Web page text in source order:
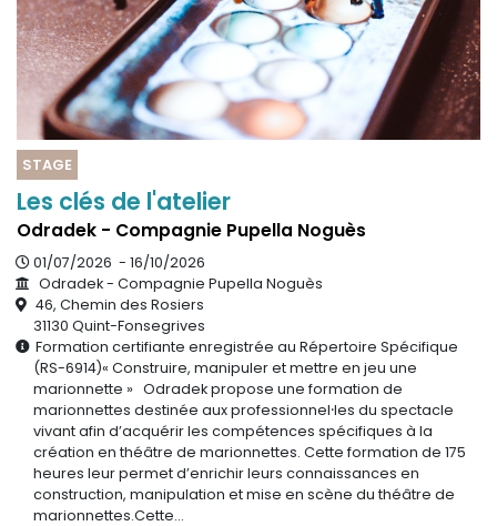
STAGE
Les clés de l'atelier
Odradek - Compagnie Pupella Noguès
01/07/2026 - 16/10/2026
Odradek - Compagnie Pupella Noguès
46, Chemin des Rosiers
31130 Quint-Fonsegrives
Formation certifiante enregistrée au Répertoire Spécifique
(RS-6914)« Construire, manipuler et mettre en jeu une
marionnette » Odradek propose une formation de
marionnettes destinée aux professionnel⸱les du spectacle
vivant afin d’acquérir les compétences spécifiques à la
création en théâtre de marionnettes. Cette formation de 175
heures leur permet d’enrichir leurs connaissances en
construction, manipulation et mise en scène du théâtre de
marionnettes.Cette…